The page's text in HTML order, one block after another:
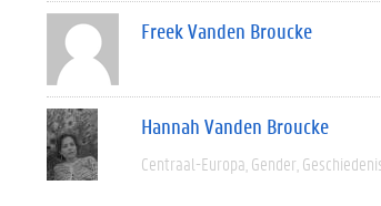
Freek Vanden Broucke
Hannah Vanden Broucke
Centraal-Europa Gender